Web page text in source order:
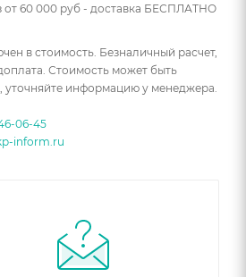
от 60 000 руб - доставка БЕСПЛАТНО
в стоимость. Безналичный расчет,
Стоимость может быть
уточняйте информацию у менеджера.
06-45
inform.ru